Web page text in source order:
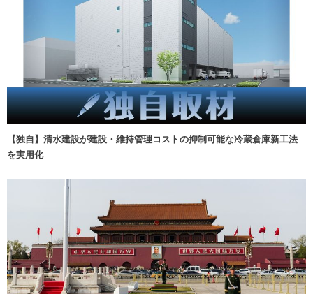
【独自】清水建設が建設・維持管理コストの抑制可能な冷蔵倉庫新工法
を実用化